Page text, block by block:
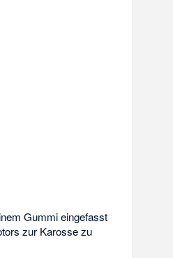
Gummi eingefasst
zur Karosse zu